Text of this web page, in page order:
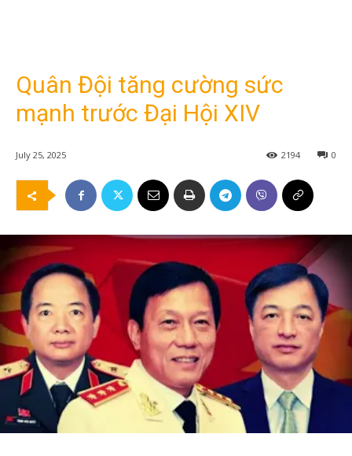
Quân Đội tăng cường sức
mạnh trước Đại Hội XIV
July 25, 2025 0
2194